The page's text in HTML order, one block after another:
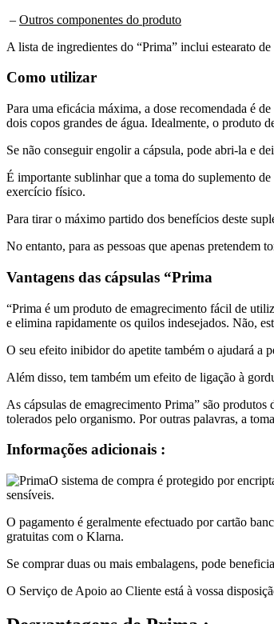
– Outros componentes do produto
A lista de ingredientes do “Prima” inclui estearato
Como utilizar
Para uma eficácia máxima, a dose recomendada é
dois copos grandes de água. Idealmente, o produto
Se não conseguir engolir a cápsula, pode abri-la e
É importante sublinhar que a toma do suplemento
exercício físico.
Para tirar o máximo partido dos benefícios deste
No entanto, para as pessoas que apenas pretendem
Vantagens das cápsulas “Prima
“Prima é um produto de emagrecimento fácil de
e elimina rapidamente os quilos indesejados. Não,
O seu efeito inibidor do apetite também o ajudará a
Além disso, tem também um efeito de ligação à
As cápsulas de emagrecimento Prima” são
tolerados pelo organismo. Por outras palavras, a
Informações adicionais :
O sistema de compra é protegido por
sensíveis.
O pagamento é geralmente efectuado por cartão
gratuitas com o Klarna.
Se comprar duas ou mais embalagens, pode
O Serviço de Apoio ao Cliente está à vossa